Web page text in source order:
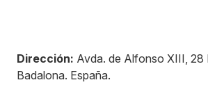
Dirección: Avda. de Alfonso XIII, 28
Badalona. España.